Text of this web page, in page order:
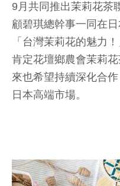
9月共同推出茉莉花茶
顧碧琪總幹事一同在
「台灣茉莉花的魅力
肯定花壇鄉農會茉莉
來也希望持續深化合
日本高端市場。